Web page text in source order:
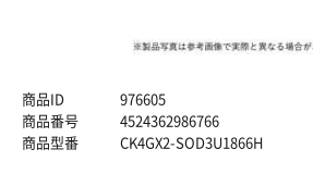
商品ID
976605
商品番号
4524362986766
商品型番
CK4GX2-SOD3U1866H